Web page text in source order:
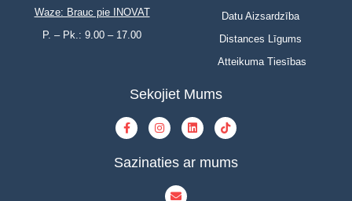
Waze: Brauc pie INOVAT
P. – Pk.: 9.00 – 17.00
Datu Aizsardzība
Distances Līgums
Atteikuma Tiesības
Sekojiet Mums
Sazinaties ar mums